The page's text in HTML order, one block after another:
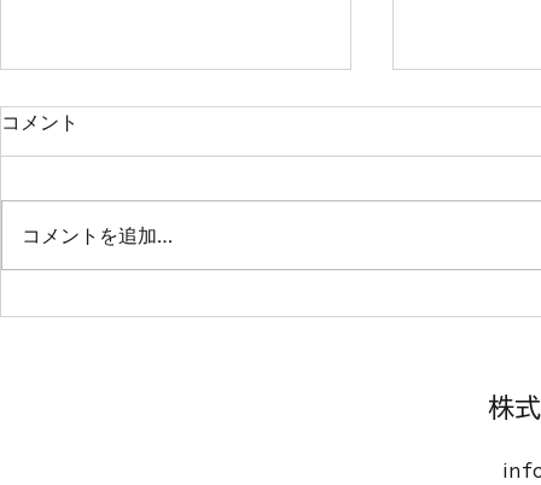
高畠町庁舎
コメント
コメントを追加…
株